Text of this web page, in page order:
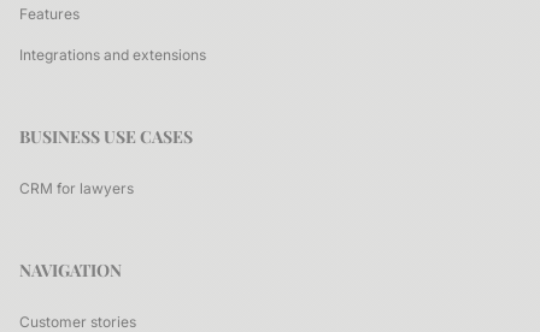
Features
Integrations and extensions
BUSINESS USE CASES
CRM for lawyers
NAVIGATION
Customer stories